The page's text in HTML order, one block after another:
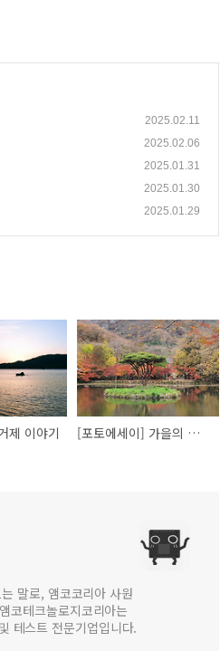
2025.02.11
2025.02.06
2025.01.31
2025.01.30
2025.01.29
제 이야기 [포토에세이] 가을의 끝자락 즈음에
말로, 앰코코리아 사원
코테크놀로지코리아는
테스트 전문기업입니다.